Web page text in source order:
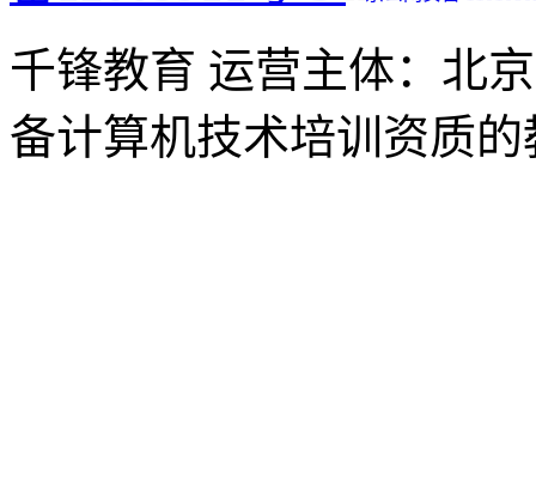
千锋教育 运营主体：北
备计算机技术培训资质